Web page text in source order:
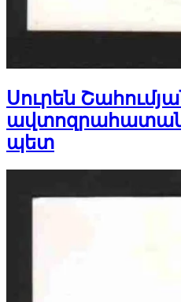
Սուրեն
պետ